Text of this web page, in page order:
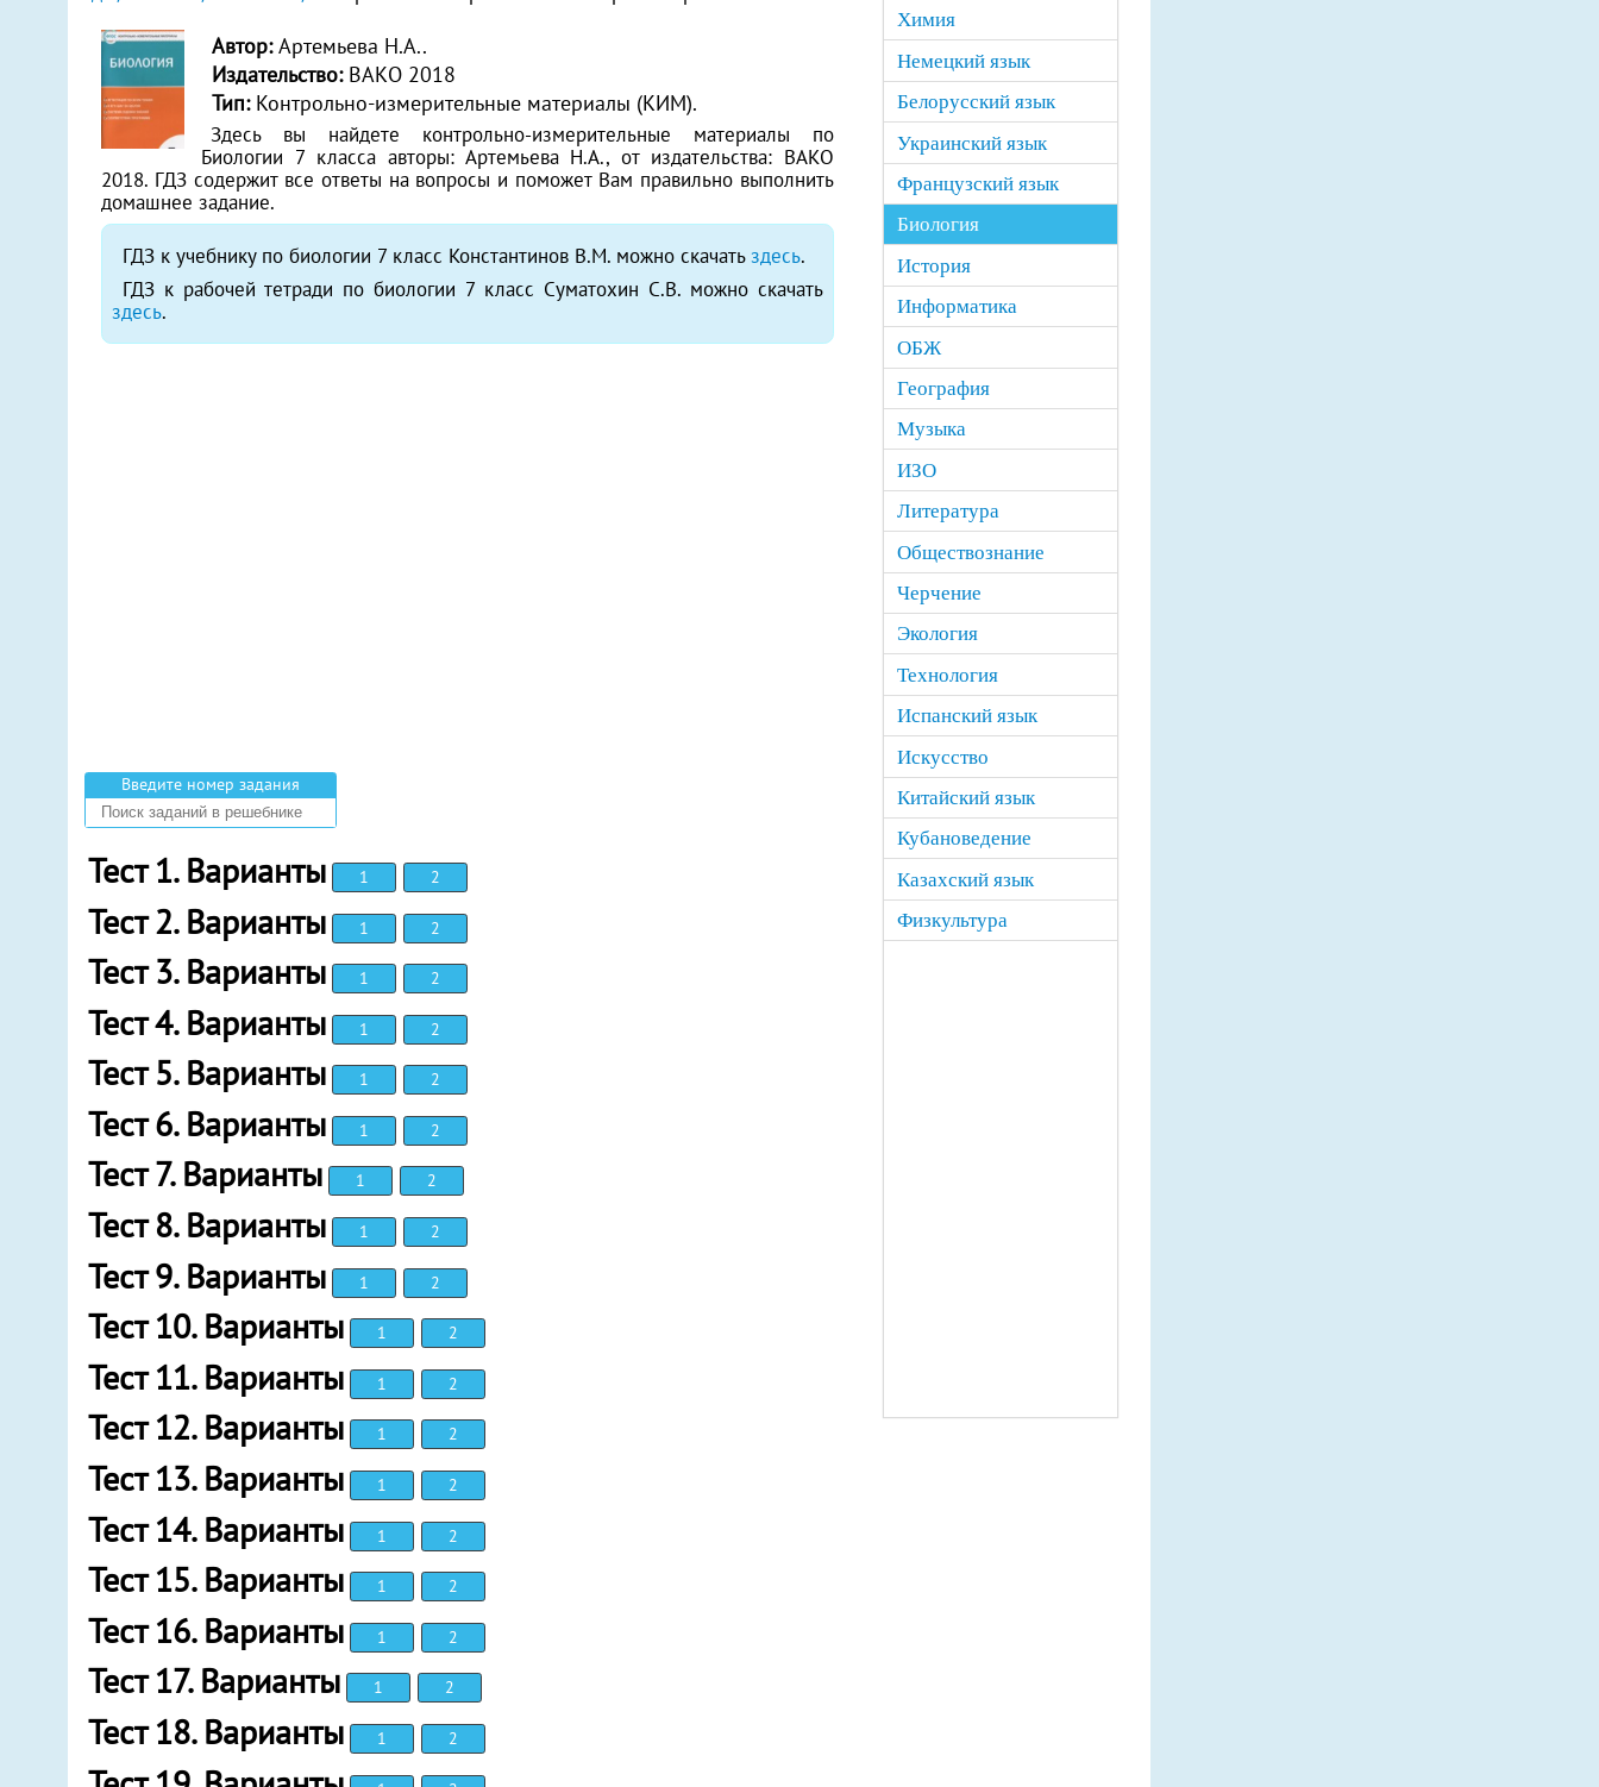
Автор:Артемьева Н.А..
Издательство: ВАКО 2018
Тип:Контрольно-измерительные материалы (КИМ).
Здесь вы найдете контрольно-измерительные материалы по
Биологии 7 класса авторы: Артемьева Н.А., от издательства: ВАКО
2018. ГДЗ содержит все ответы на вопросы и поможет Вам правильно выполнить
домашнее задание.
ГДЗ к учебнику по биологии 7 класс Константинов В.М. можно скачатьздесь.
ГДЗ к рабочей тетради по биологии 7 класс Суматохин С.В. можно скачать
здесь.
Введите номер задания
Тест 1. Варианты 1 2
Тест 2. Варианты 1 2
Тест 3. Варианты 1 2
Тест 4. Варианты 1 2
Тест 5. Варианты 1 2
Тест 6. Варианты 1 2
Тест 7. Варианты 1 2
Тест 8. Варианты 1 2
Тест 9. Варианты 1 2
Тест 10. Варианты 1 2
Тест 11. Варианты 1 2
Тест 12. Варианты 1 2
Тест 13. Варианты 1 2
Тест 14. Варианты 1 2
Тест 15. Варианты 1 2
Тест 16. Варианты 1 2
Тест 17. Варианты 1 2
Тест 18. Варианты 1 2
Химия
Немецкий язык
Белорусский язык
Украинский язык
Французский язык
Биология
История
Информатика
ОБЖ
География
Музыка
ИЗО
Литература
Обществознание
Черчение
Экология
Технология
Испанский язык
Искусство
Китайский язык
Кубановедение
Казахский язык
Физкультура